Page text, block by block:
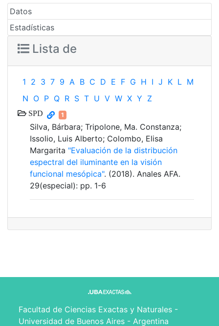
Datos
Estadísticas
Lista de
1 2 3 7 9 A B C D E F G H I J K L M
N O P Q R S T U V W X Y Z
SPD 1
Silva, Bárbara; Tripolone, Ma. Constanza;
Issolio, Luis Alberto; Colombo, Elisa
Margarita "Evaluación de la distribución
espectral del iluminante en la visión
funcional mesópica". (2018). Anales AFA.
29(especial): pp. 1-6
Facultad de Ciencias Exactas y Naturales -
Universidad de Buenos Aires - Argentina